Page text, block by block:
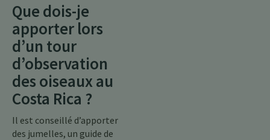
Que dois-je
apporter lors
d’un tour
d’observation
des oiseaux au
Costa Rica ?
Il est conseillé d’apporter
des jumelles, un guide de